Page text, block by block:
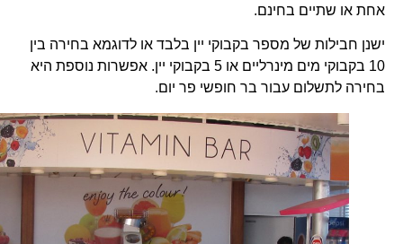
אחת או שתיים בחינם.
ישנן חבילות של מספר בקבוקי יין בלבד או לדוגמא בחירה בין
10 בקבוקי מים מינרליים או 5 בקבוקי יין. אפשרות נוספת היא
בחירה לתשלום עבור בר חופשי פר יום.